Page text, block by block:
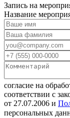
Запись на
Название
согласие на
соответствии с
от 27.07.2006 и
персональных